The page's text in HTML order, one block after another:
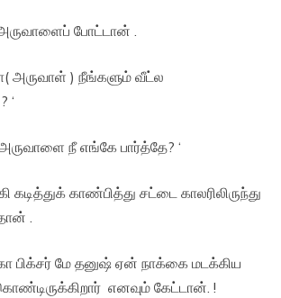
போட்டான் .
அருவாள் ) நீங்களும் வீட்ல
‘
நீ எங்கே பார்த்தே? ‘
காண்பித்து சட்டை காலரிலிருந்து
.
பிக்சர் மே தனுஷ் ஏன் நாக்கை மடக்கிய
கொண்டிருக்கிறார் எனவும் கேட்டான். !